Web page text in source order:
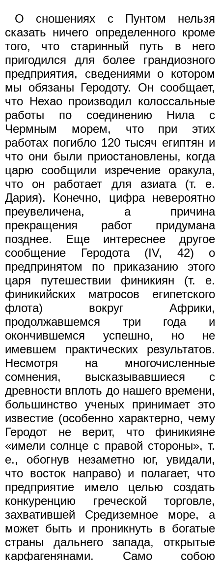
О сношениях с Пунтом нельзя
сказать ничего определенного кроме
того, что старинный путь в него
пригодился для более грандиозного
предприятия, сведениями о котором
мы обязаны Геродоту. Он сообщает,
что Нехао производил колоссальные
работы по соединению Нила с
Чермным морем, что при этих
работах погибло 120 тысяч египтян и
что они были приостановлены, когда
царю сообщили изречение оракула,
что он работает для азиата (т. е.
Дария). Конечно, цифра невероятно
преувеличена, а причина
прекращения работ придумана
позднее. Еще интереснее другое
сообщение Геродота (IV, 42) о
предпринятом по приказанию этого
царя путешествии финикиян (т. е.
финикийских матросов египетского
флота) вокруг Африки,
продолжавшемся три года и
окончившемся успешно, но не
имевшем практических результатов.
Несмотря на многочисленные
сомнения, высказывавшиеся с
древности вплоть до нашего времени,
большинство ученых принимает это
известие (особенно характерно, чему
Геродот не верит, что финикияне
«имели солнце с правой стороны», т.
е., обогнув незаметно юг, увидали,
что восток направо) и полагает, что
предприятие имело целью создать
конкуренцию греческой торговле,
захватившей Средиземное море, а
может быть и проникнуть в богатые
страны дальнего запада, открытые
карфагенянами. Само собою